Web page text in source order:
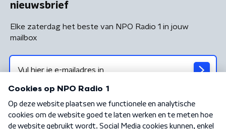
nieuwsbrief
Elke zaterdag het beste van NPO Radio 1 in jouw
mailbox